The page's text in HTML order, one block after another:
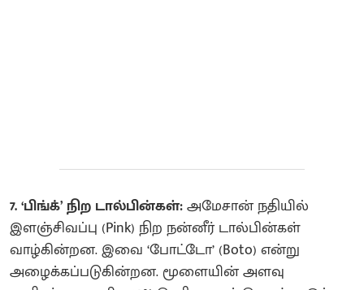
7. ‘பிங்க்’ நிற டால்பின்கள்:அமேசான் நதியில்
இளஞ்சிவப்பு (Pink) நிற நன்னீர் டால்பின்கள்
வாழ்கின்றன. இவை ‘போட்டோ’ (Boto) என்று
அழைக்கப்படுகின்றன. மூளையின் அளவு